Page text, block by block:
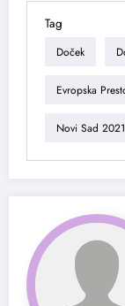
Tag
Doček
Evropska
Novi Sad 2021